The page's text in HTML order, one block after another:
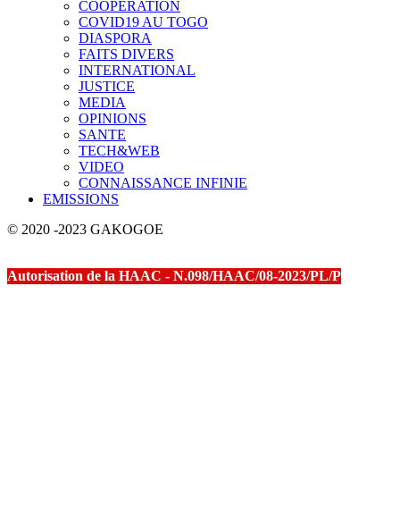
COOPERATION
COVID19 AU TOGO
DIASPORA
FAITS DIVERS
INTERNATIONAL
JUSTICE
MEDIA
OPINIONS
SANTE
TECH&WEB
VIDEO
CONNAISSANCE INFINIE
EMISSIONS
© 2020 -2023 GAKOGOE
Autorisation de la HAAC - N.098/HAAC/08-2023/PL/P